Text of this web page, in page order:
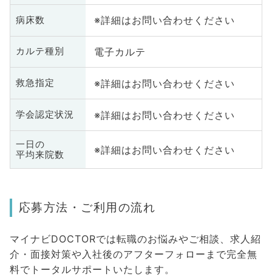
病床数 ※詳細はお問い合わせください
カルテ種別 電子カルテ
救急指定 ※詳細はお問い合わせください
学会認定状況 ※詳細はお問い合わせください
一日の
平均来院数
※詳細はお問い合わせください
応募方法・ご利用の流れ
マイナビDOCTORでは転職のお悩みやご相談、求人紹
介・面接対策や入社後のアフターフォローまで完全無
料でトータルサポートいたします。